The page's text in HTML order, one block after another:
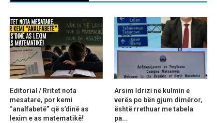
Editorial / Rritet nota
mesatare, por kemi
“analfabetë” që s’dinë as
lexim e as matematikë!
Arsim Idrizi në kulmin e
verës po bën gjum dimëror,
është rrethuar me tabela
pa...